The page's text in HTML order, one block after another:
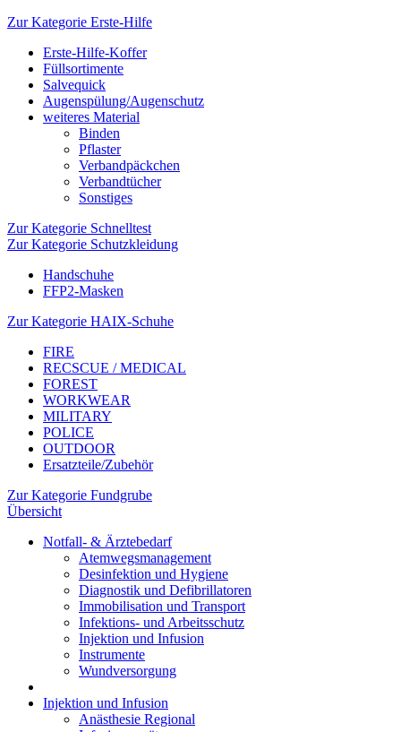
Zur Kategorie Erste-Hilfe
Erste-Hilfe-Koffer
Füllsortimente
Salvequick
Augenspülung/Augenschutz
weiteres Material
Binden
Pflaster
Verbandpäckchen
Verbandtücher
Sonstiges
Zur Kategorie Schnelltest
Zur Kategorie Schutzkleidung
Handschuhe
FFP2-Masken
Zur Kategorie HAIX-Schuhe
FIRE
RECSCUE / MEDICAL
FOREST
WORKWEAR
MILITARY
POLICE
OUTDOOR
Ersatzteile/Zubehör
Zur Kategorie Fundgrube
Übersicht
Notfall- & Ärztebedarf
Atemwegsmanagement
Desinfektion und Hygiene
Diagnostik und Defibrillatoren
Immobilisation und Transport
Infektions- und Arbeitsschutz
Injektion und Infusion
Instrumente
Wundversorgung
Injektion und Infusion
Anästhesie Regional